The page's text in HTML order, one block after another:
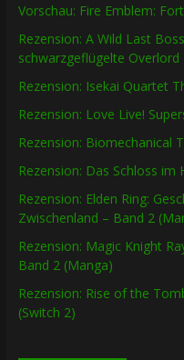
Vorschau: Fire Emblem:
Rezension: A Wild Last
schwarzgeflügelte
Rezension: Isekai Quartet
Rezension: Love Live!
Rezension: Biomechanical
Rezension: Das Schloss im
Rezension: Elden Ring:
Zwischenland – Band 2
Rezension: Magic Knight
Band 2 (Manga)
Rezension: Rise of the
(Switch 2)